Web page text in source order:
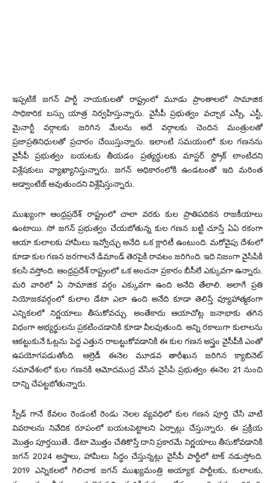
ఇప్పటికే జగన్ పార్టీ నాయకులతో రాష్ట్రంలో మూడు ప్రాంతాలలో సామాజిక
సాధికారిక బస్సు యాత్ర నిర్వహిస్తున్నారు. వైసీపీ ప్రభుత్వం వచ్చాక ఎస్సీ, ఎస్టీ,
మైనార్టీ వర్గాలకు జరిగిన మేలను అదే వర్గాలకు చెందిన మంత్రులతో
ప్రజాప్రతినిధులతో ప్రచారం చేయిస్తున్నారు. ఇలాంటి సమయంలో కుల గణనను
వైసీపీ ప్రభుత్వం బయటకు తీయడం ప్రత్యర్థులకు మాస్టర్ స్ట్రోక్ లాంటిదని
విశ్లేషకులు వ్యాఖ్యానిస్తున్నారు. జగన్ అధికారంలోకి ఉండటంతో ఇది మరింత
అడ్వాంటేజ్ అవుతుందని విశ్లేషిస్తున్నారు.
ముఖ్యంగా ఆంధ్రప్రదేశ్ రాష్ట్రంలో చాలా వరకు కుల ప్రాతిపదికన రాజకీయాలు
ఉంటాయి. సో జగన్ ప్రభుత్వం చేయబోతున్న కుల గణన బట్టి చూస్తే ఏఏ రకంగా
ఆయా కులాలకు హామీలు ఇవ్వోచ్చు అనేది ఒక క్లారిటీ ఉంటుంది. మరోవైపు దేశంలో
కూడా కుల గణన జరగాలనే డిమాండ్ తెరపైకి రావటం జరిగింది. ఇది నిజంగా వైసిపికి
కలసి వస్తోంది. ఆంధ్రప్రదేశ్ రాష్ట్రంలో ఒక అంచనా ప్రకారం బీసీలే ఎక్కువగా ఉన్నారు.
మరి వారిలో ఏ సామాజిక వర్గం ఎక్కువగా ఉంది అనేది తేలాలి. అలాగే ప్రతి
నియోజకవర్గంలో కులాల డేటా ఎలా ఉంది అనేది కూడా తెలిస్తే వ్యూహాత్మకంగా
ఎన్నికలలో నిర్ణయాలు తీసుకోవచ్చు. అంతేకాదు ఆయాచోట్ల జనాభాకు తగిన
విధంగా అభ్యర్థులను ప్రకటించడానికి కూడా వీలవుతుంది. అన్ని రకాలుగా కులాలను
ఆకట్టుకునే ఓట్లను పెద్ద ఎత్తున రాబట్టుకోవడానికి ఈ కుల గణన అస్త్రం వైసీపీకి ఎంతో
ఉపయోగపడుతోంది. ఆల్రెడీ ఈనెల మూడవ తారీఖున జరిగిన క్యాబినెట్
సమావేశంలో కుల గణనకి ఆమోదముద్ర వేసిన వైసిపి ప్రభుత్వం ఈనెల 21 నుంచి
దాన్ని చేపట్టబోతున్నారు.
స్పీడ్ గానే కేవలం రెండంటే రెండు నెలల వ్యవధిలో కుల గణన పూర్తి చేసి వాటి
వివరాలను నివేదిక రూపంలో బయటపెట్టాలని ఏర్పాట్లు చేస్తున్నారు. ఈ ప్రక్రియ
మొత్తం పూర్తయితే.. డేటా మొత్తం చేతికొస్తే దాని ప్రకారమే నిర్ణయాలు తీసుకోవడానికి
జగన్ 2024 అస్త్రాలు, హామీలు సిద్ధం చేస్తున్నట్లు వైసీపీ పార్టీలో టాక్ నడుస్తోంది.
2019 ఎన్నికలలో గెలిచాక జగన్ ముఖ్యమంత్రి అయ్యాక పార్టీలకు, కులాలకు,